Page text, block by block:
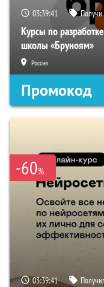
03:39:40
Курсы по
школы «Бруноям»
Россия
Промокод
-60%
03:39:40